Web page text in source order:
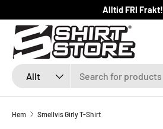
HOPPA TILL INNEHÅLLET
Alltid FRI Frakt!
Sök
Produkttyp
Allt
Hem Smellvis Girly T-Shirt